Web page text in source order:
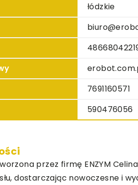
łódzkie
7691160571
590476056
przez firmę ENZYM
dostarczając nowoczesne i